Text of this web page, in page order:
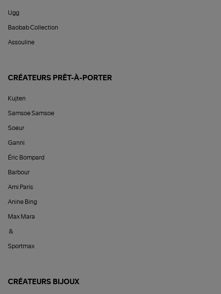
Ugg
Baobab Collection
Assouline
CRÉATEURS PRÊT-À-PORTER
Kujten
Samsoe Samsoe
Soeur
Ganni
Éric Bompard
Barbour
Ami Paris
Anine Bing
Max Mara
&
Sportmax
CRÉATEURS BIJOUX